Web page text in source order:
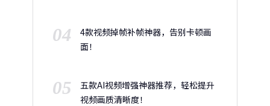
04
4款视频掉帧补帧神器，告别卡顿画
面！
05
五款AI视频增强神器推荐，轻松提升
视频画质清晰度！